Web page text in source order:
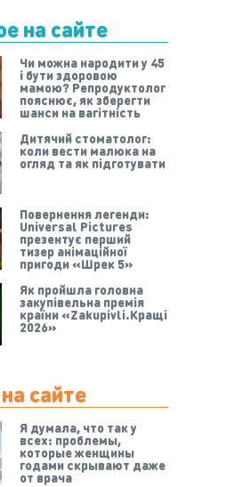
на сайте
Чи можна народити у 45
і бути здоровою
мамою? Репродуктолог
пояснює, як зберегти
шанси на вагітність
Дитячий стоматолог:
коли вести малюка на
огляд та як підготувати
Повернення легенди:
Universal Pictures
презентує перший
тизер анімаційної
пригоди «Шрек 5»
Як пройшла головна
закупівельна премія
країни «Zakupivli.Кращі
2026»
сайте
Я думала, что так у
всех: проблемы,
которые женщины
годами скрывают даже
от врача